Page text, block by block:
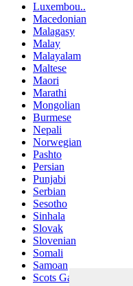
Luxembou..
Macedonian
Malagasy
Malay
Malayalam
Maltese
Maori
Marathi
Mongolian
Burmese
Nepali
Norwegian
Pashto
Persian
Punjabi
Serbian
Sesotho
Sinhala
Slovak
Slovenian
Somali
Samoan
Scots Gaelic